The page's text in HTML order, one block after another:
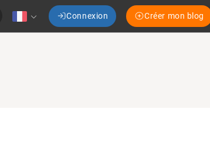
Connexion Créer mon blog